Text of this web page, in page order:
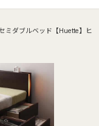
ミダブルベッド【Huette】ヒ